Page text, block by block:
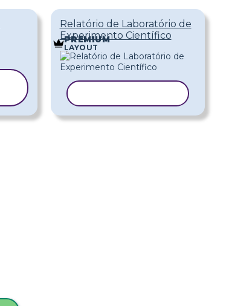
Relatório de Laboratório de
Experimento Científico
PREMIUM
LAYOUT